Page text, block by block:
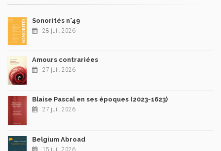
Sonorités n°49
28 juil. 2026
Amours contrariées
27 juil. 2026
Blaise Pascal en ses époques (2023-1623)
27 juil. 2026
Belgium Abroad
15 juil. 2026